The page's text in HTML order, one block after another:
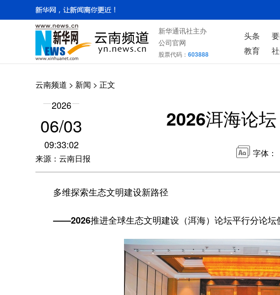
新华通讯社主办
公司官网
股票代码： 603888
头条
教育
云南频道 > 新闻 > 正文
2026
06/03
09:33:02
来源：云南日报
2026洱海论
字体：
多维探索生态文明建设新路径
——2026推进全球生态文明建设（洱海）论坛平行分论坛